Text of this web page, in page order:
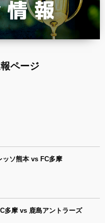
ページ
ッソ熊本 vs FC多摩
多摩 vs 鹿島アントラーズ